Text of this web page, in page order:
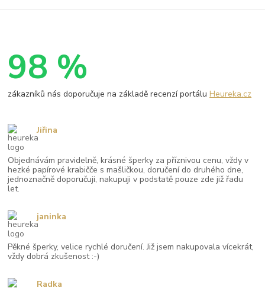
98 %
zákazníků nás doporučuje na základě recenzí portáluHeureka.cz
Objednávám pravidelně, krásné šperky za příznivou cenu, vždy v
hezké papírové krabičče s mašličkou, doručení do druhého dne,
jednoznačně doporučuji, nakupuji v podstatě pouze zde již řadu
let.
Jiřina
Pěkné šperky, velice rychlé doručení. Již jsem nakupovala vícekrát,
vždy dobrá zkušenost :-)
janinka
Radka